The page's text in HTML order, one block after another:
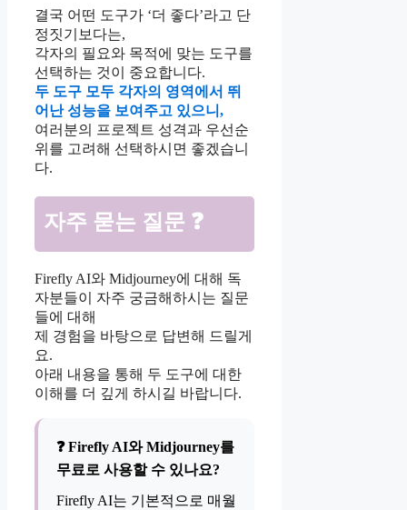
결국 어떤 도구가 ‘더 좋다’라고 단
정짓기보다는,
각자의 필요와 목적에 맞는 도구를
선택하는 것이 중요합니다.
두 도구 모두 각자의 영역에서 뛰
어난 성능을 보여주고 있으니,
여러분의 프로젝트 성격과 우선순
위를 고려해 선택하시면 좋겠습니
다.
자주 묻는 질문 ❓
Firefly AI와 Midjourney에 대해 독
자분들이 자주 궁금해하시는 질문
들에 대해
제 경험을 바탕으로 답변해 드릴게
요.
아래 내용을 통해 두 도구에 대한
이해를 더 깊게 하시길 바랍니다.
❓ Firefly AI와 Midjourney를
무료로 사용할 수 있나요?
Firefly AI는 기본적으로 매월